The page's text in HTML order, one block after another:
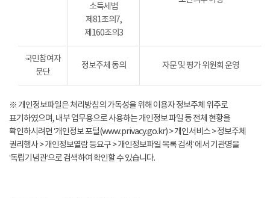
소득세법
제81조의7,
제160조의3
국민참여자
문단
정보주체 동의 자문 및 평가 위원회 운영
※ 개인정보파일은 처리방침의 가독성을 위해 이용자 정보주체 위주로
표기하였으며, 내부 업무용으로 사용하는 개인정보 파일 등 전체 현황을
확인하시려면 ‘개인정보 포털(www.privacy.go.kr) > 개인서비스 > 정보주체
권리행사 > 개인정보열람 등요구 > 개인정보파일 목록 검색’ 에서 기관명을
‘독립기념관’으로 검색하여 확인할 수 있습니다.